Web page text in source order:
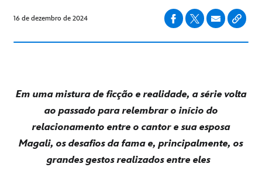
16 de dezembro de 2024
Em uma mistura de ficção e realidade, a série volta
ao passado para relembrar o início do
relacionamento entre o cantor e sua esposa
Magali, os desafios da fama e, principalmente, os
grandes gestos realizados entre eles